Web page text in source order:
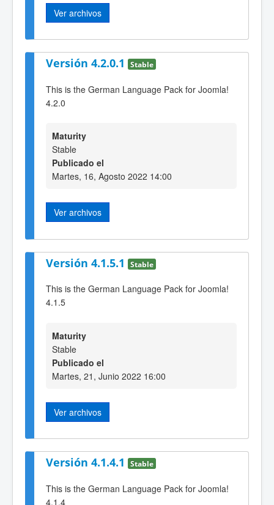
Ver archivos
Versión 4.2.0.1 Stable
This is the German Language Pack for Joomla!
4.2.0
Maturity
Stable
Publicado el
Martes, 16, Agosto 2022 14:00
Ver archivos
Versión 4.1.5.1 Stable
This is the German Language Pack for Joomla!
4.1.5
Maturity
Stable
Publicado el
Martes, 21, Junio 2022 16:00
Ver archivos
Versión 4.1.4.1 Stable
This is the German Language Pack for Joomla!
4.1.4